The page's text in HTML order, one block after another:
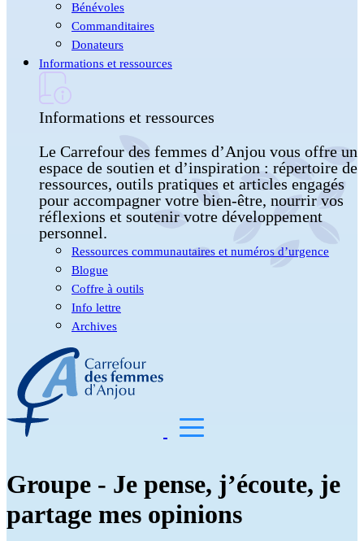
Bénévoles
Commanditaires
Donateurs
Informations et ressources
Informations et ressources
Le Carrefour des femmes d’Anjou vous offre un
espace de soutien et d’inspiration : répertoire de
ressources, outils pratiques et articles engagés
pour accompagner votre bien-être, nourrir vos
réflexions et soutenir votre développement
personnel.
Ressources communautaires et numéros d’urgence
Blogue
Coffre à outils
Info lettre
Archives
Groupe - Je pense, j’écoute, je
partage mes opinions